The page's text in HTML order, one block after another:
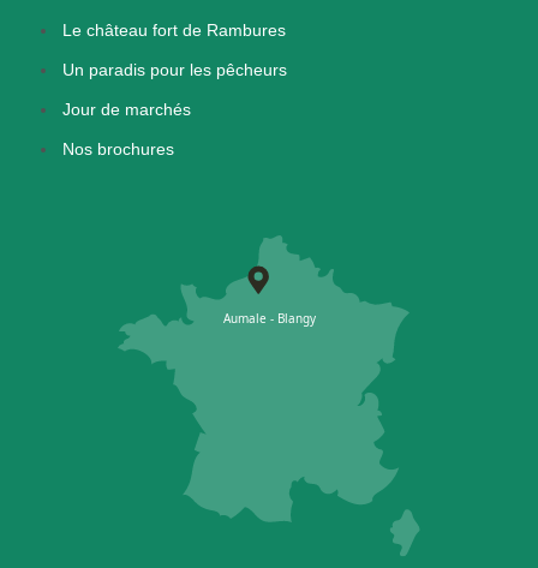
Le château fort de Rambures
Un paradis pour les pêcheurs
Jour de marchés
Nos brochures